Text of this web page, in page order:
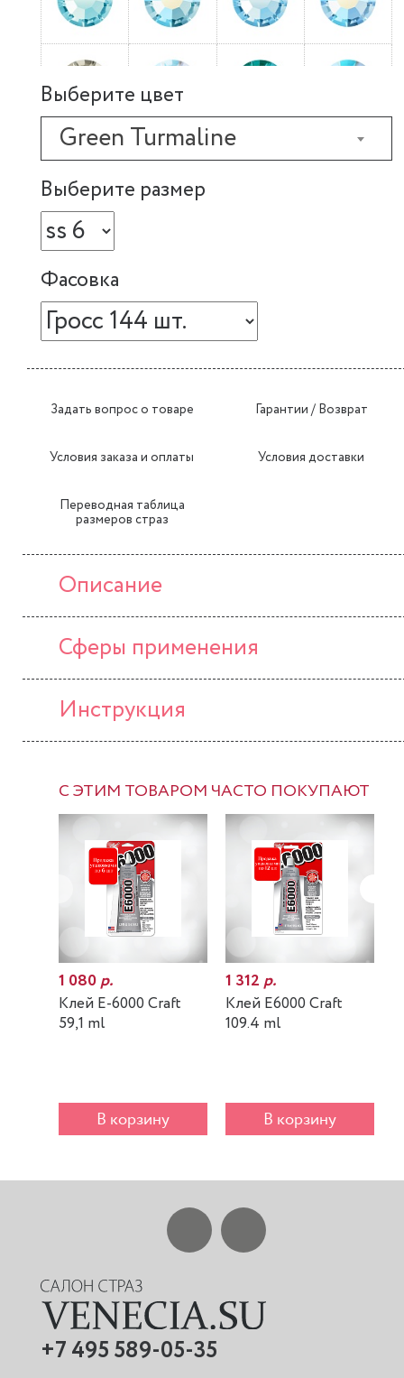
Выберите цвет
Green Turmaline
Выберите размер
Фасовка
Задать вопрос о товаре Гарантии / Возврат
Условия заказа и оплаты Условия доставки
Переводная таблица
размеров страз
Описание
Сферы применения
Инструкция
С ЭТИМ ТОВАРОМ ЧАСТО ПОКУПАЮТ
1 080р.
Клей E-6000 Craft
59,1 ml
В корзину
1 312р.
Клей E6000 Craft
109.4 ml
В корзину
+7 495 589-05-35